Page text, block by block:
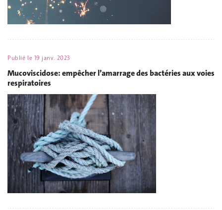
Publié le 19 janv. 2023
Mucoviscidose: empêcher l’amarrage des bactéries aux voies
respiratoires